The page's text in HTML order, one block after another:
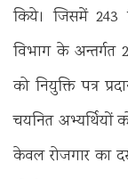
किये। जिसमें 243
विभाग के अन्तर्गत
को नियुक्ति पत्र
चयनित अभ्यर्थियों
केवल रोजगार का